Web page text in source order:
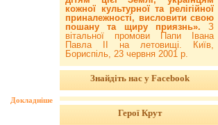
Докладніше
кожної культурної та релігійної
приналежності, висловити свою
пошану та щиру приязнь». З
вітальної промови Папи Івана
Павла ІІ на летовищі. Київ,
Бориспіль, 23 червня 2001 р.
Знайдіть нас у Facebook
Герої Крут